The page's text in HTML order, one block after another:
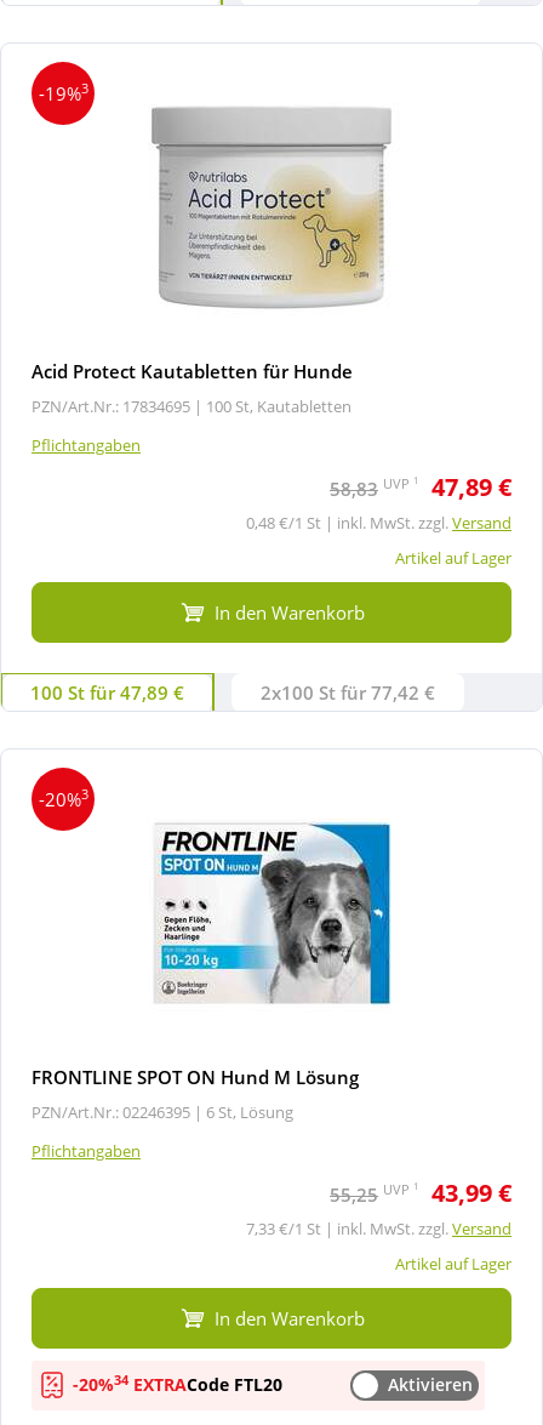
-19%3
Acid Protect Kautabletten für Hunde
PZN/Art.Nr.: 17834695 | 100 St, Kautabletten
Pflichtangaben
58,83 UVP 1 47,89 €
0,48 €/1 St | inkl. MwSt. zzgl.Versand
Artikel auf Lager
In den Warenkorb
100 St für 47,89 € 2x100 St für 77,42 €
-20%3
FRONTLINE SPOT ON Hund M Lösung
PZN/Art.Nr.: 02246395 | 6 St, Lösung
Pflichtangaben
55,25 UVP 1 43,99 €
7,33 €/1 St | inkl. MwSt. zzgl.Versand
Artikel auf Lager
In den Warenkorb
-20%34EXTRACode FTL20 Aktivieren